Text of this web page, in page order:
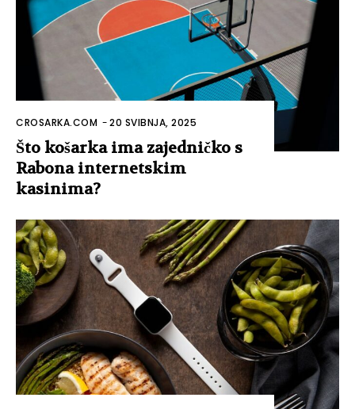
CROSARKA.COM -20 SVIBNJA, 2025
Što košarka ima zajedničko s
Rabona internetskim
kasinima?